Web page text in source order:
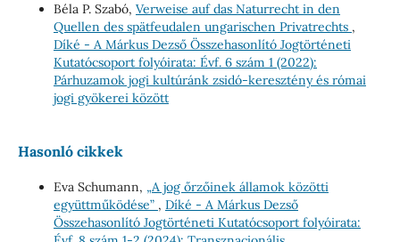
Béla P. Szabó, Verweise auf das Naturrecht in den
Quellen des spätfeudalen ungarischen Privatrechts ,
Díké - A Márkus Dezső Összehasonlító Jogtörténeti
Kutatócsoport folyóirata: Évf. 6 szám 1 (2022):
Párhuzamok jogi kultúránk zsidó-keresztény és római
jogi gyökerei között
Hasonló cikkek
Eva Schumann, „A jog őrzőinek államok közötti
együttműködése” , Díké - A Márkus Dezső
Összehasonlító Jogtörténeti Kutatócsoport folyóirata: